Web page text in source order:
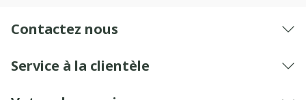
Contactez nous
Service à la clientèle